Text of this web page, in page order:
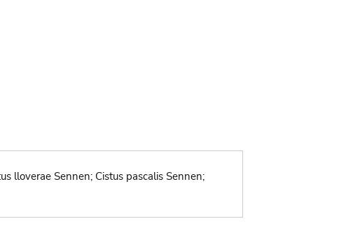
lloverae Sennen; Cistus pascalis Sennen;